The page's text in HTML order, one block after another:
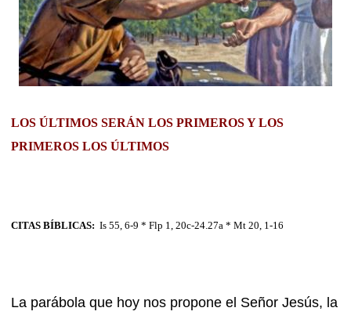
LOS ÚLTIMOS SERÁN LOS PRIMEROS Y LOS
PRIMEROS LOS ÚLTIMOS
CITAS BÍBLICAS: Is 55, 6-9 * Flp 1, 20c-24.27a * Mt 20, 1-16
La parábola que hoy nos propone el Señor Jesús, la